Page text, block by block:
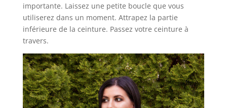
importante. Laissez une petite boucle que vous
utiliserez dans un moment. Attrapez la partie
inférieure de la ceinture. Passez votre ceinture à
travers.